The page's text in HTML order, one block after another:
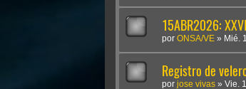
15ABR2026:
por ONSA/VE » Mié.
Registro de
por jose vivas » Vie.